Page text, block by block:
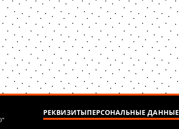
РЕКВИЗИТЫПЕРСОНАЛЬНЫЕ ДАННЫЕ